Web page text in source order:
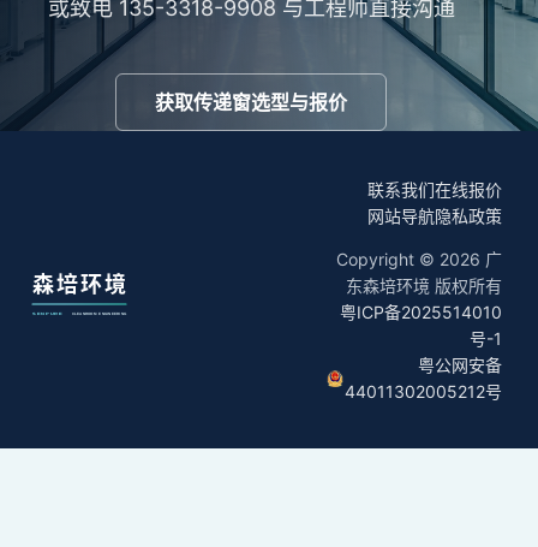
或致电 135-3318-9908 与工程师直接沟通
获取传递窗选型与报价
联系我们在线报价
网站导航隐私政策
Copyright © 2026 广
东森培环境 版权所有
粤ICP备2025514010
号-1
粤公网安备
44011302005212号